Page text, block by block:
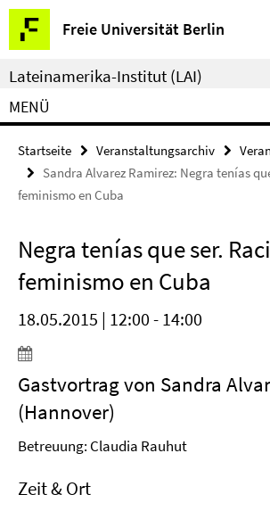
Springe
direkt
zu
Inhalt
Freie Universität Berlin
Service-
Navigation
Lateinamerika-Institut (LAI)
MENÜ
Startseite Veranstaltungsarchiv
Sandra Alvarez Ramirez: Negra tenías
feminismo en Cuba
Negra tenías que ser.
feminismo en Cuba
18.05.2015 | 12:00 - 14:00
Gastvortrag von Sandra
(Hannover)
Betreuung: Claudia Rauhut
Zeit & Ort